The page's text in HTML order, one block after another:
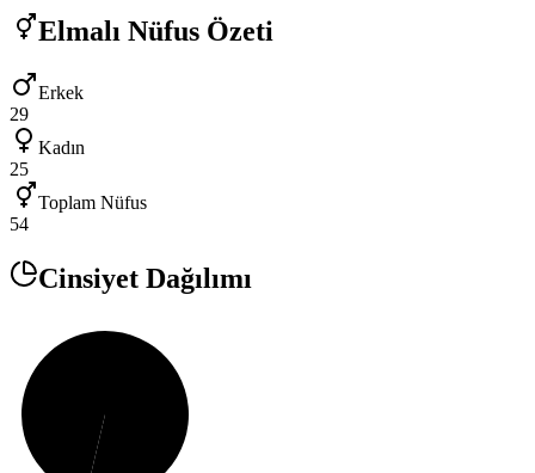
Elmalı Nüfus Özeti
Erkek
29
Kadın
25
Toplam Nüfus
54
Cinsiyet Dağılımı